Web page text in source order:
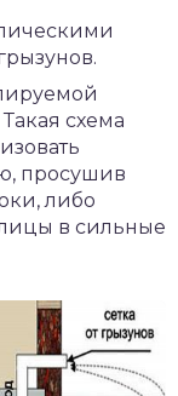
схема
просушив
либо
в сильные